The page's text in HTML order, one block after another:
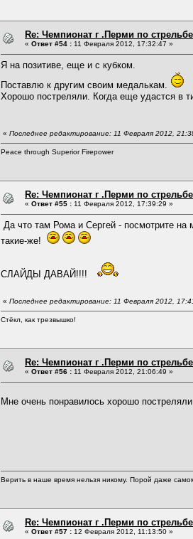
Re: Чемпионат г .Перми по
« Ответ #54 : 11 Февраля 2012, 17:32:47 »
Я на позитиве, еще и с кубком.
Поставлю к другим своим медалькам.
Хорошо постреляли. Когда еще удастся в
« Последнее редактирование: 11 Февраля 2012,
Peace through Superior Firepower
Re: Чемпионат г .Перми по
« Ответ #55 : 11 Февраля 2012, 17:39:29 »
Да что там Рома и Сергей - посмотрите
такие-же!
СЛАЙДЫ ДАВАЙ!!!!
« Последнее редактирование: 11 Февраля 2012,
Стёкл, как трезвышко!
Re: Чемпионат г .Перми по
« Ответ #56 : 11 Февраля 2012, 21:06:49 »
Мне очень понравилось хорошо
Верить в наше время нельзя никому. Порой даже
Re: Чемпионат г .Перми по
« Ответ #57 : 12 Февраля 2012, 11:13:50 »